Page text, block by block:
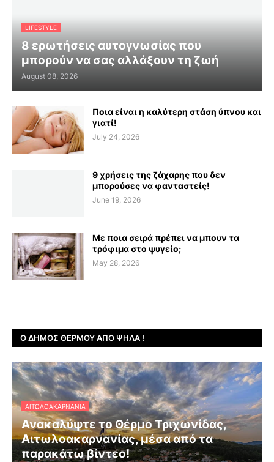
LIFESTYLE
8 ερωτήσεις αυτογνωσίας που
μπορούν να σας αλλάξουν τη ζωή
August 08, 2026
Ποια είναι η καλύτερη στάση ύπνου και
γιατί!
July 24, 2026
9 χρήσεις της ζάχαρης που δεν
μπορούσες να φανταστείς!
June 19, 2026
Με ποια σειρά πρέπει να μπουν τα
τρόφιμα στο ψυγείο;
May 28, 2026
Ο ΔΉΜΟΣ ΘΈΡΜΟΥ ΑΠΌ ΨΗΛΆ !
ΑΙΤΩΛΟΑΚΑΡΝΑΝΊΑ
Ανακαλύψτε το Θέρμο Τριχωνίδας,
Αιτωλοακαρνανίας, μέσα από τα
παρακάτω βίντεο!